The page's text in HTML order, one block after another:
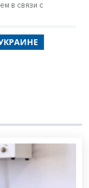
в связи с